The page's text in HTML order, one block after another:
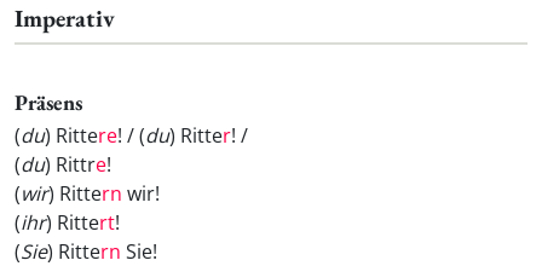
Imperativ
Präsens
(du) Rittere! / (du) Ritter! /
(du) Rittre!
(wir) Rittern wir!
(ihr) Rittert!
(Sie) Rittern Sie!